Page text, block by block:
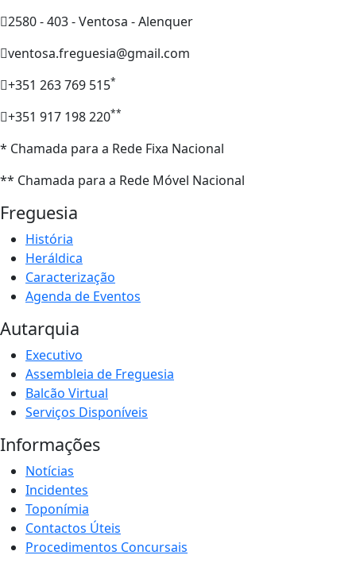
2580 - 403 - Ventosa - Alenquer
ventosa.freguesia@gmail.com
+351 263 769 515*
+351 917 198 220**
* Chamada para a Rede Fixa Nacional
** Chamada para a Rede Móvel Nacional
Freguesia
História
Heráldica
Caracterização
Agenda de Eventos
Autarquia
Executivo
Assembleia de Freguesia
Balcão Virtual
Serviços Disponíveis
Informações
Notícias
Incidentes
Toponímia
Contactos Úteis
Procedimentos Concursais